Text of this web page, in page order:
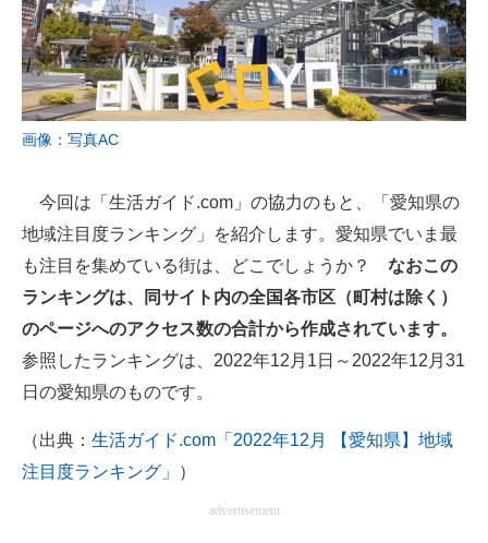
マーケ×ITの今がよく分かる
ITエンジニア向け専門サイト
企業向けIT製品の総合サイト
モノづくり技術者専門サイト
エレクトロニクス専門サイト
電子設計の基本と応用
エネルギーの専門メディア
建設×テクノロジーの最前線
画像：写真AC
今回は「生活ガイド.com」の協力のもと、「愛知県の
地域注目度ランキング」を紹介します。愛知県でいま最
も注目を集めている街は、どこでしょうか？ なおこの
ランキングは、同サイト内の全国各市区（町村は除く）
のページへのアクセス数の合計から作成されています。
参照したランキングは、2022年12月1日～2022年12月31
日の愛知県のものです。
（出典： 生活ガイド.com「2022年12月 【愛知県】地域
注目度ランキング」
）
advertisement